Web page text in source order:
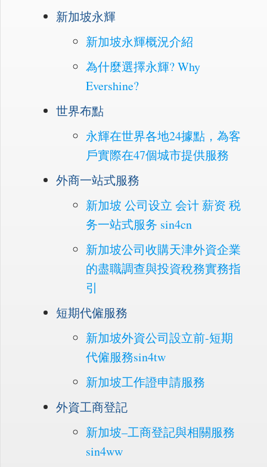
新加坡永輝
新加坡永輝概況介紹
為什麼選擇永輝? Why
Evershine?
世界布點
永輝在世界各地24據點，為客
戶實際在47個城市提供服務
外商一站式服務
新加坡 公司设立 会计 薪资 税
务一站式服务 sin4cn
新加坡公司收購天津外資企業
的盡職調查與投資稅務實務指
引
短期代僱服務
新加坡外資公司設立前-短期
代僱服務sin4tw
新加坡工作證申請服務
外資工商登記
新加坡–工商登記與相關服務
sin4ww